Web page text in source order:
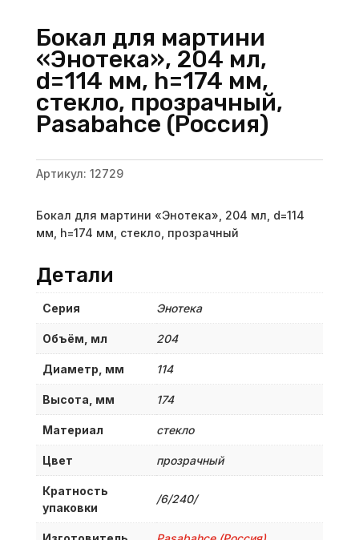
Бокал для мартини
«Энотека», 204 мл,
d=114 мм, h=174 мм,
стекло, прозрачный,
Pasabahce (Россия)
Артикул: 12729
Бокал для мартини «Энотека», 204 мл, d=114
мм, h=174 мм, стекло, прозрачный
Детали
Серия Энотека
Объём, мл 204
Диаметр, мм 114
Высота, мм 174
Материал стекло
Цвет прозрачный
Кратность
упаковки
/6/240/